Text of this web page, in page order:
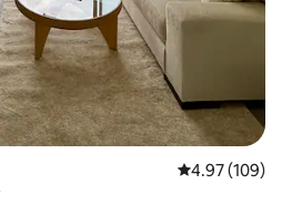
Calificación
4.97 (109)